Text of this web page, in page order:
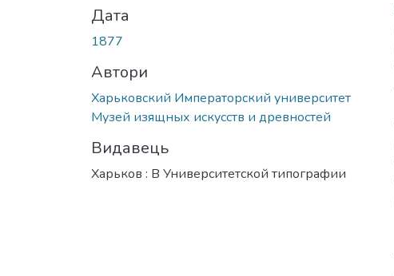
Дата
1877
Автори
Харьковский Императорский университет
Музей изящных искусств и древностей
Видавець
Харьков : В Университетской типографии